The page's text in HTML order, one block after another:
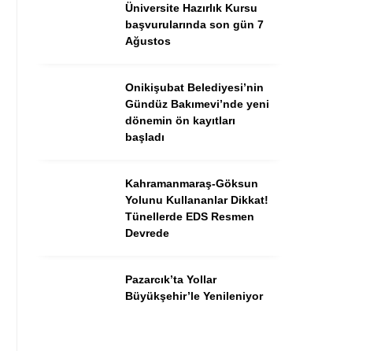
WhatsApp İhbar Hattı
Facebook
Youtube
Üniversite Hazırlık Kursu
başvurularında son gün 7
Ağustos
Onikişubat Belediyesi’nin
Gündüz Bakımevi’nde yeni
dönemin ön kayıtları
başladı
Kahramanmaraş-Göksun
Yolunu Kullananlar Dikkat!
Tünellerde EDS Resmen
Devrede
Pazarcık’ta Yollar
Büyükşehir’le Yenileniyor